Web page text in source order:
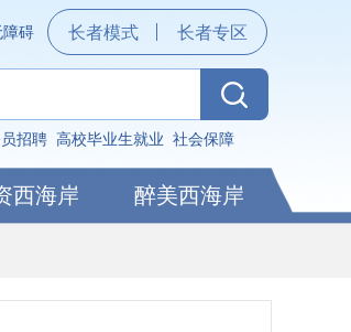
障碍 长者模式 长者专区
招聘 高校毕业生就业 社会保障
西海岸 醉美西海岸